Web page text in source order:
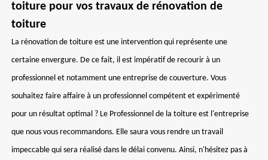
toiture pour vos travaux de rénovation de
toiture
La rénovation de toiture est une intervention qui représente une
certaine envergure. De ce fait, il est impératif de recourir à un
professionnel et notamment une entreprise de couverture. Vous
souhaitez faire affaire à un professionnel compétent et expérimenté
pour un résultat optimal ? Le Professionnel de la toiture est l'entreprise
que nous vous recommandons. Elle saura vous rendre un travail
impeccable qui sera réalisé dans le délai convenu. Ainsi, n'hésitez pas à